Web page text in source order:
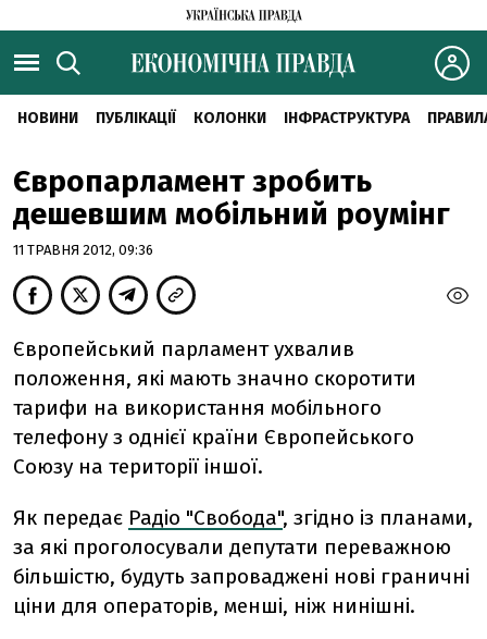
НОВИНИ ПУБЛІКАЦІЇ КОЛОНКИ ІНФРАСТРУКТУРА
Європарламент зробить
дешевшим мобільний роумінг
11 ТРАВНЯ 2012, 09:36
Європейський парламент ухвалив
положення, які мають значно скоротити
тарифи на використання мобільного
телефону з однієї країни Європейського
Союзу на території іншої.
Як передає Радіо "Свобода", згідно із планами,
за які проголосували депутати переважною
більшістю, будуть запроваджені нові граничні
ціни для операторів, менші, ніж нинішні.